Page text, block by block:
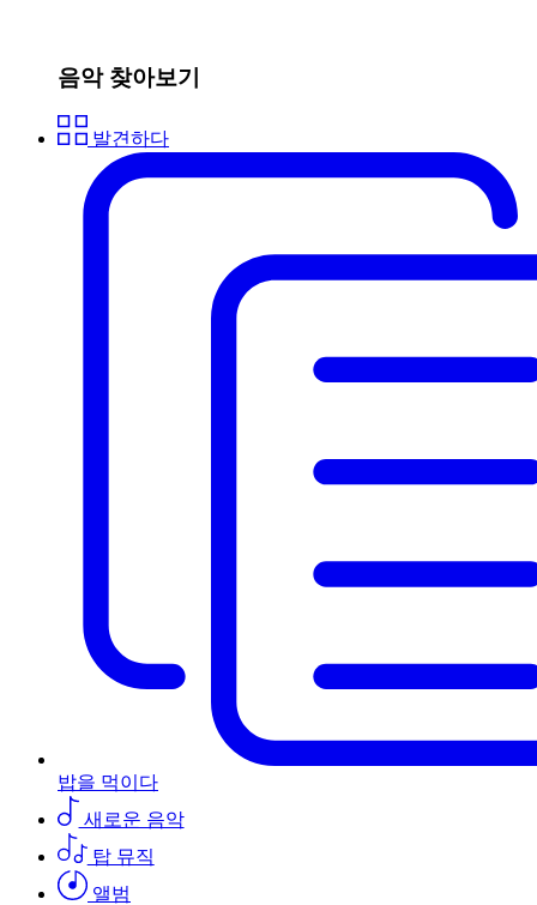
음악 찾아보기
발견하다
밥을 먹이다
새로운 음악
탑 뮤직
앨범